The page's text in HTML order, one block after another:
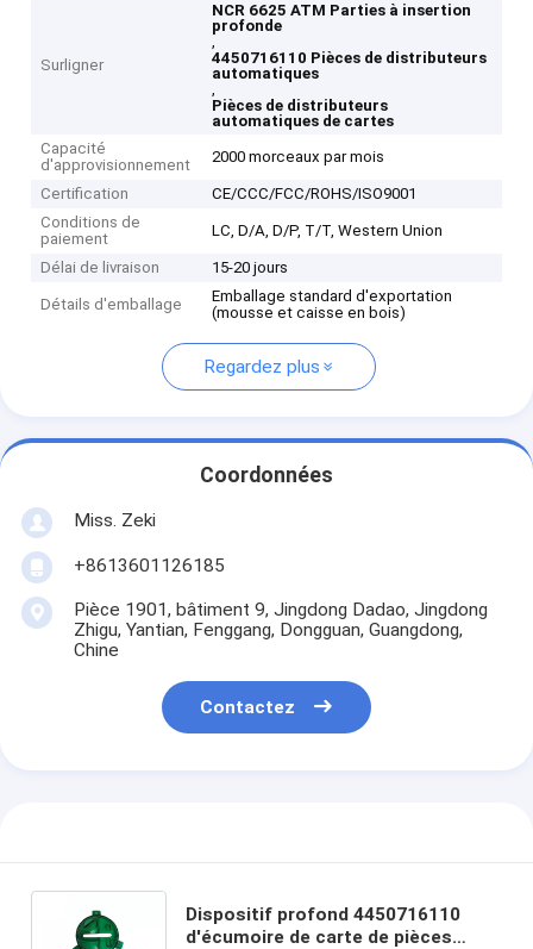
Surligner
NCR 6625 ATM Parties à insertion
profonde
,
4450716110 Pièces de distributeurs
automatiques
,
Pièces de distributeurs
automatiques de cartes
Capacité
d'approvisionnement
2000 morceaux par mois
Certification
CE/CCC/FCC/ROHS/ISO9001
Conditions de
paiement
LC, D/A, D/P, T/T, Western Union
Délai de livraison 15-20 jours
Détails d'emballage
Emballage standard d'exportation
(mousse et caisse en bois)
Regardez plus
Coordonnées
Miss. Zeki
+8613601126185
Pièce 1901, bâtiment 9, Jingdong Dadao, Jingdong
Zhigu, Yantian, Fenggang, Dongguan, Guangdong,
Chine
Contactez
Dispositif profond 4450716110
d'écumoire de carte de pièces